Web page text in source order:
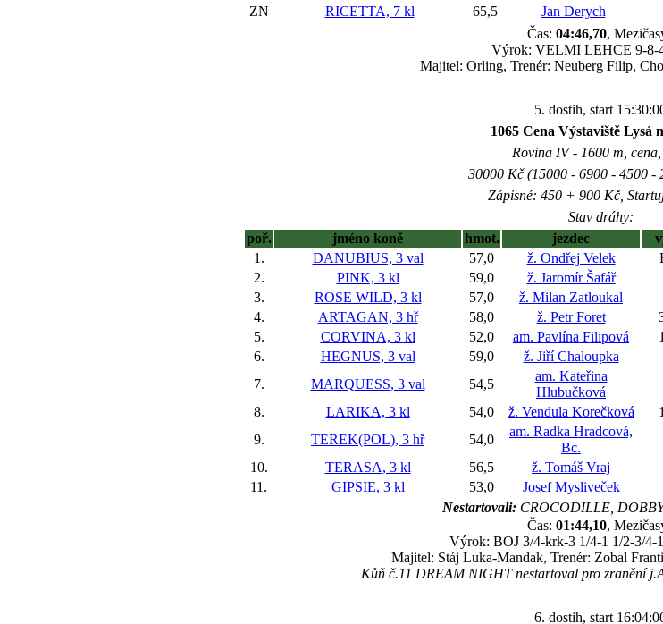
ZN
RICETTA, 7 kl 65,5 Jan Derych
Čas: 04:46,70,
Výrok: VELMI LEHCE 9-8-
Majitel: Orling, Trenér: Neuberg Filip,
5. dostih, start
1065 Cena Výstaviště Lysá
Rovina IV - 1600 m,
30000 Kč (15000 - 6900 - 4500 -
Zápisné: 450 + 900 Kč,
Stav dráhy:
poř.
jméno koně hmot. jezdec
1.
DANUBIUS, 3 val 57,0 ž. Ondřej Velek
2.
PINK, 3 kl 59,0 ž. Jaromír Šafář
3.
ROSE WILD, 3 kl 57,0 ž. Milan Zatloukal
4.
ARTAGAN, 3 hř 58,0 ž. Petr Foret
5.
CORVINA, 3 kl 52,0 am. Pavlína Filipová
6.
HEGNUS, 3 val 59,0 ž. Jiří Chaloupka
7.
MARQUESS, 3 val 54,5
am. Kateřina
Hlubučková
8.
LARIKA, 3 kl 54,0 ž. Vendula Korečková
9.
TEREK(POL), 3 hř 54,0
am. Radka Hradcová,
Bc.
10.
TERASA, 3 kl 56,5 ž. Tomáš Vraj
11.
GIPSIE, 3 kl 53,0 Josef Mysliveček
Nestartovali: CROCODILLE,
Čas: 01:44,10,
Výrok: BOJ 3/4-krk-3 1/4-1 1/2-3/4-
Majitel: Stáj Luka-Mandak, Trenér: Zobal
Kůň č.11 DREAM NIGHT nestartoval pro zranění
6. dostih, start